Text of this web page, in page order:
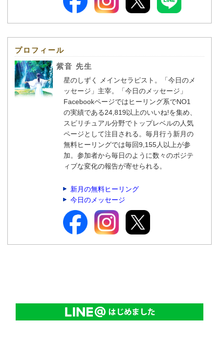
プロフィール
紫音 先生
星のしずく メインセラピスト。「今日のメ
ッセージ」主宰。「今日のメッセージ」
Facebookページではヒーリング系でNO1
の実績である24,819以上のいいね!を集め、
スピリチュアル分野でトップレベルの人気
ページとして注目される。毎月行う新月の
無料ヒーリングでは毎回9,155人以上が参
加。参加者から毎日のように数々のポジテ
ィブな変化の報告が寄せられる。
新月の無料ヒーリング
今日のメッセージ